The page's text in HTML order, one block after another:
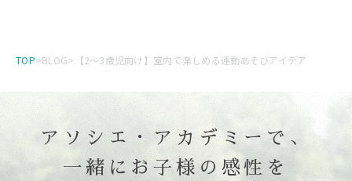
TOP>BLOG> 【2～3歳児向け】室内で楽しめる運動あそびアイデア
アソシエ・アカデミーで、
一緒にお子様の感性を